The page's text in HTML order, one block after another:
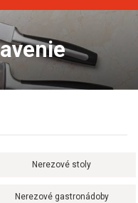
Nerezové stoly
Nerezové gastronádoby